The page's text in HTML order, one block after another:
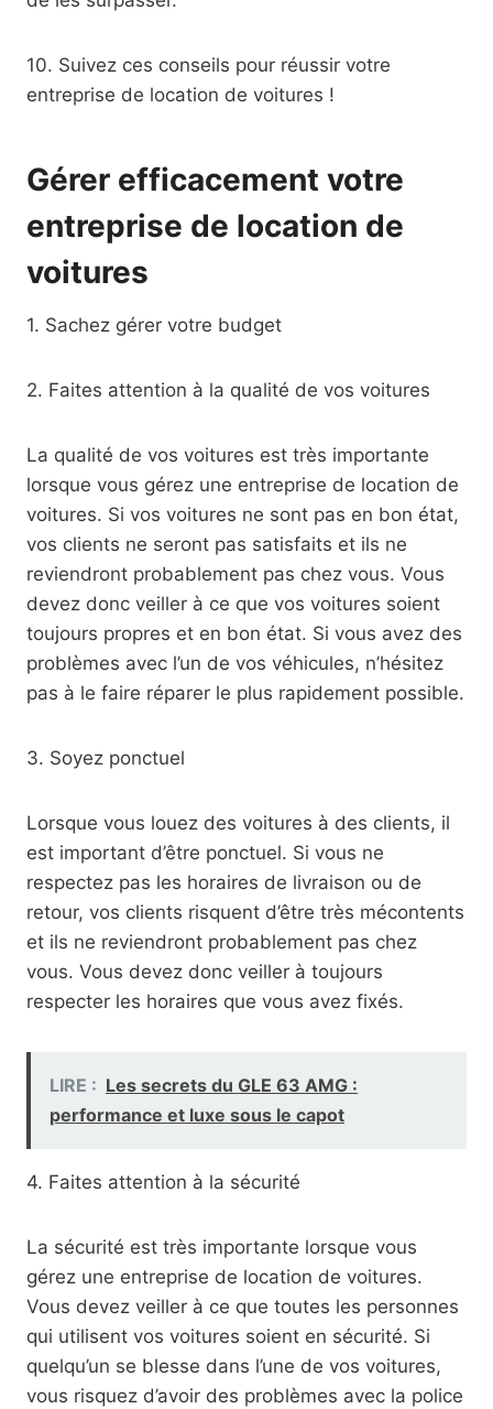
10. Suivez ces conseils pour réussir votre
entreprise de location de voitures !
Gérer efficacement votre
entreprise de location de
voitures
1. Sachez gérer votre budget
2. Faites attention à la qualité de vos voitures
La qualité de vos voitures est très importante
lorsque vous gérez une entreprise de location de
voitures. Si vos voitures ne sont pas en bon état,
vos clients ne seront pas satisfaits et ils ne
reviendront probablement pas chez vous. Vous
devez donc veiller à ce que vos voitures soient
toujours propres et en bon état. Si vous avez des
problèmes avec l’un de vos véhicules, n’hésitez
pas à le faire réparer le plus rapidement possible.
3. Soyez ponctuel
Lorsque vous louez des voitures à des clients, il
est important d’être ponctuel. Si vous ne
respectez pas les horaires de livraison ou de
retour, vos clients risquent d’être très mécontents
et ils ne reviendront probablement pas chez
vous. Vous devez donc veiller à toujours
respecter les horaires que vous avez fixés.
LIRE : Les secrets du GLE 63 AMG :
performance et luxe sous le capot
4. Faites attention à la sécurité
La sécurité est très importante lorsque vous
gérez une entreprise de location de voitures.
Vous devez veiller à ce que toutes les personnes
qui utilisent vos voitures soient en sécurité. Si
quelqu’un se blesse dans l’une de vos voitures,
vous risquez d’avoir des problèmes avec la police